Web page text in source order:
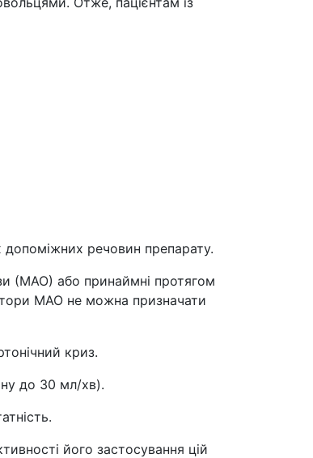
речовин препарату.
(МАО) або принаймні протягом
МАО не можна призначати
криз.
до 30 мл/хв).
його застосування цій